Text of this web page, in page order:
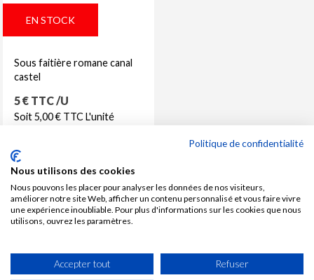
EN STOCK
Sous faitière romane canal
castel
Prix
5 € TTC /U
Soit 5,00 € TTC L'unité
Politique de confidentialité
Nous utilisons des cookies
Nous pouvons les placer pour analyser les données de nos visiteurs,
améliorer notre site Web, afficher un contenu personnalisé et vous faire vivre
une expérience inoubliable. Pour plus d'informations sur les cookies que nous
utilisons, ouvrez les paramètres.
Accepter tout Refuser